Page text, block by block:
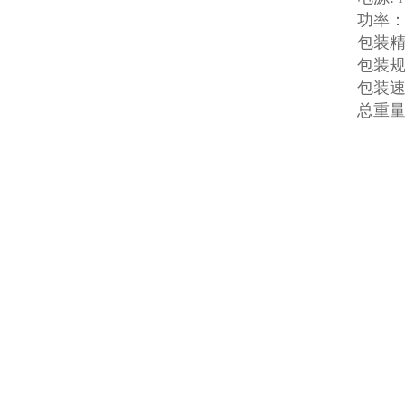
功率
包装
包装
包装
总重